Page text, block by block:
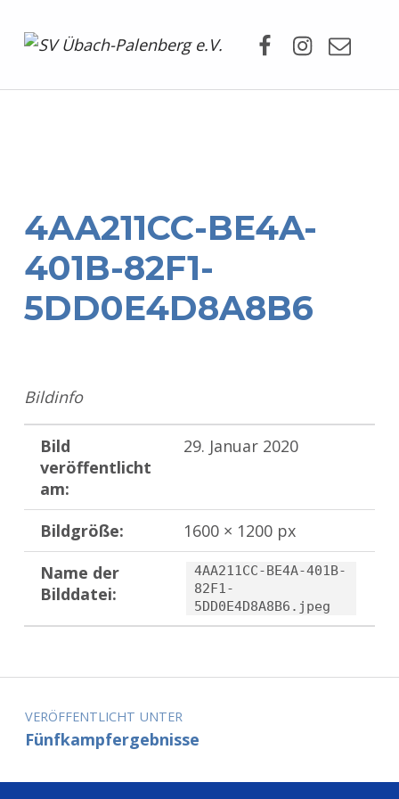
4AA211CC-BE4A-
401B-82F1-
5DD0E4D8A8B6
Bildinfo
Bild
veröffentlicht
am:
29. Januar 2020
Bildgröße:
1600 × 1200 px
Name der
Bilddatei:
4AA211CC-BE4A-401B-
82F1-
5DD0E4D8A8B6.jpeg
Zurück zur Hauptnavigation springen
Beitragsnavigation
VERÖFFENTLICHT UNTER
Fünfkampfergebnisse